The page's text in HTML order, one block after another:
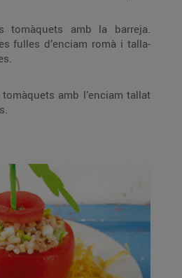
tomàquets amb la barreja.
d’enciam romà i talla-
amb l’enciam tallat